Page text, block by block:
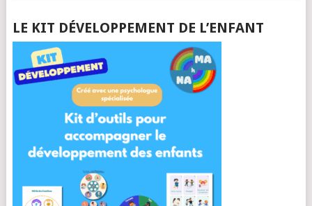
LE KIT DÉVELOPPEMENT DE L’ENFANT